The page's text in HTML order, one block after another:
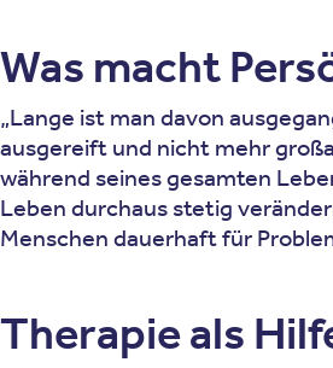
Was macht
„Lange ist man davon
ausgereift und nicht mehr
während seines gesamten
Leben durchaus stetig
Menschen dauerhaft für
Therapie als